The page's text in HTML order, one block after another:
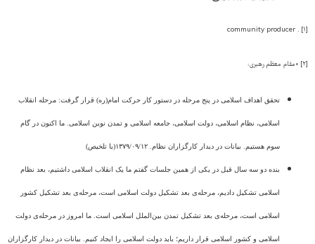
[۱] . community producer
[۲] ۰مقام معظم رهبری:
تحقق اهداف اسلامی در پنج مرحله در دستور کار حرکت امام(ره) قرار گرفت: مرحله انقلاب
اسلامی، نظام اسلامی، دولت اسلامی، جامعه اسلامی و تمدن نوین اسلامی. ما اکنون در گام
سوم هستیم. بیانات در دیدار کارگزاران نظام. ۱۳۷۹/۰۹/۱۲(با تلخیص)
بنده دو سه سال قبل در یکی از همین جلسات گفتم ما یک انقلاب اسلامی داشتیم، بعد نظام
اسلامی تشکیل دادیم، مرحله‌ی بعد تشکیل دولت اسلامی است، مرحله‌ی بعد تشکیل کشور
اسلامی است، مرحله‌ی بعد تشکیل تمدن بین‌الملل اسلامی است. ما امروز در مرحله‌ی دولت
اسلامی و کشور اسلامی قرار داریم؛ باید دولت اسلامی را ایجاد کنیم. بیانات در دیدار کارگزاران